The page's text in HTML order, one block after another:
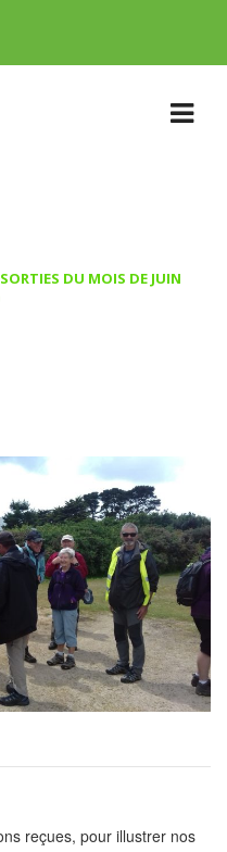
SORTIES DU MOIS DE JUIN
reçues, pour illustrer nos